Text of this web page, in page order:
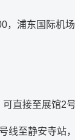
，浦东国际机
直接至展馆2
线至静安寺站